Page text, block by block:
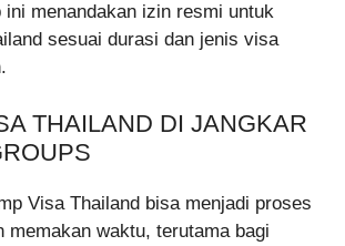
ini menandakan izin resmi untuk
sesuai durasi dan jenis visa
THAILAND DI JANGKAR
Visa Thailand bisa menjadi proses
memakan waktu, terutama bagi